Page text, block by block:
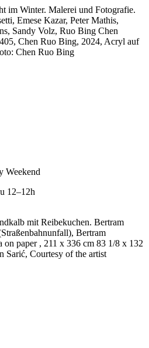
im Winter. Malerei und Fotografie.
Emese Kazar, Peter Mathis,
Sandy Volz, Ruo Bing Chen
Chen Ruo Bing, 2024, Acryl auf
Chen Ruo Bing
Weekend
12–12h
mit Reibekuchen. Bertram
Bertram
on paper , 211 x 336 cm 83 1/8 x 132
Sarić, Courtesy of the artist